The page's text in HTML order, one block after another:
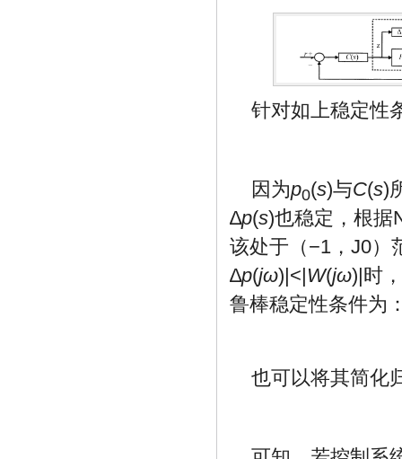
针对如上稳定性
因为p0(s)与C(s)
∆p(s)也稳定，根据
该处于（−1，J0）
∆p(jω)|<|W(jω)|时
鲁棒稳定性条件为
也可以将其简化